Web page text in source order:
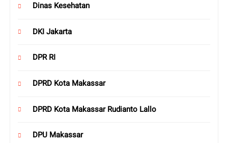
Dinas Kesehatan
DKI Jakarta
DPR RI
DPRD Kota Makassar
DPRD Kota Makassar Rudianto Lallo
DPU Makassar